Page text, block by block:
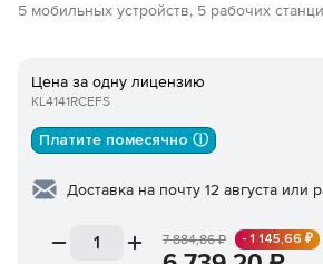
5 мобильных устройств, 5 рабочих
Цена за одну лицензию
KL4141RCEFS
Платите помесячно ⓘ
Доставка на почту 12 августа или
7 884,86₽ - 1 145,66 ₽